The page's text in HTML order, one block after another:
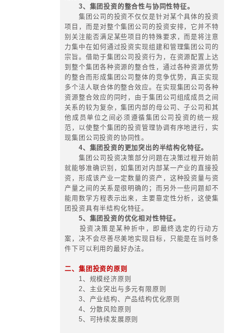
3、既是资金来源总量不变，但
的转换，如应收账款让售、票据贴现
多的购买力或支付能力；
4、在财务资源有限的情况下，
本的开发，创造出新的资金来源。
二、集团融资管理的原则
1、效益型原则：以“投”定“筹”
本；
2、合理性原则：合理预测资金
合理筹资规模，合理确定资本结构；
3、及时性原则：资金筹措的时
需要的时间同步；
4、安全性原则：
合理安排借入
金的比例，充分利用负债经营所带来
益，同时又要尽可能降低财务风险；
5、合法性原则：资金筹措需符
规政策。
三、集团融资的目标和管理内容
(一) 融资目标：
展或创造更多的融资渠道，并借助集
在有效控制财务风险的同时，为母公
的投资或生产运营提供强有力的融资
(二) 融资管理内容：